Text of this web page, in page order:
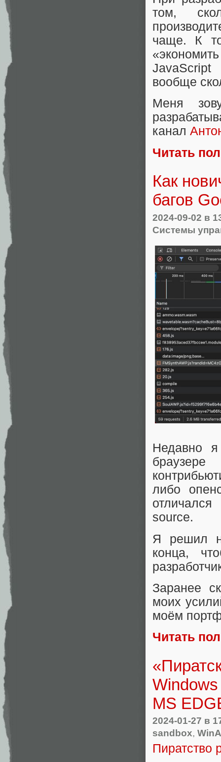
том,
чаще. К
вообще
Меня
канал
Читать
Как
багов
2024-09-02 в
Системы
Недавно
либо
source.
Я решил
конца,
Заранее
моих
моём
Читать
MS
2024-01-27 в
sandbox,
Пиратство